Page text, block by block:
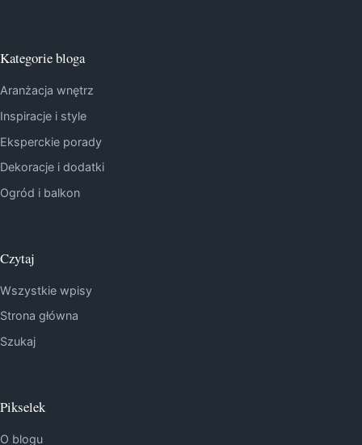
Kategorie bloga
Aranżacja wnętrz
Inspiracje i style
Eksperckie porady
Dekoracje i dodatki
Ogród i balkon
Czytaj
Wszystkie wpisy
Strona główna
Szukaj
Pikselek
O blogu